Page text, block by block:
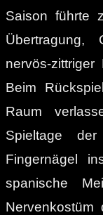
Saison führte
Übertragung,
nervös-
Beim
Raum
Spieltage
Fingernägel
spanische